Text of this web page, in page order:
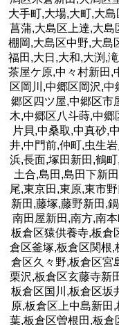
大手町,大場,大町,大
菖蒲,大島区上達,大島
棚岡,大島区中野,大島
福田,大日,大和,大渕,
茶屋ケ原,中々村新田,
区岡川,中郷区岡沢,
郷区四ツ屋,中郷区市
木,中郷区八斗蒔,中
片貝,中桑取,中真砂,
井,中門前,仲町,虫生
浜,長面,塚田新田,鶴
土合,島田,島田下新
尾,東京田,東原,東市
新田,藤塚,藤野新田,
南田屋新田,南方,南
板倉区猿供養寺,板倉
倉区釜塚,板倉区関根,
倉区久々野,板倉区宮
栗沢,板倉区玄藤寺新
板倉区国川,板倉区坂
原,板倉区上中島新田
葉,板倉区曽根田,板倉